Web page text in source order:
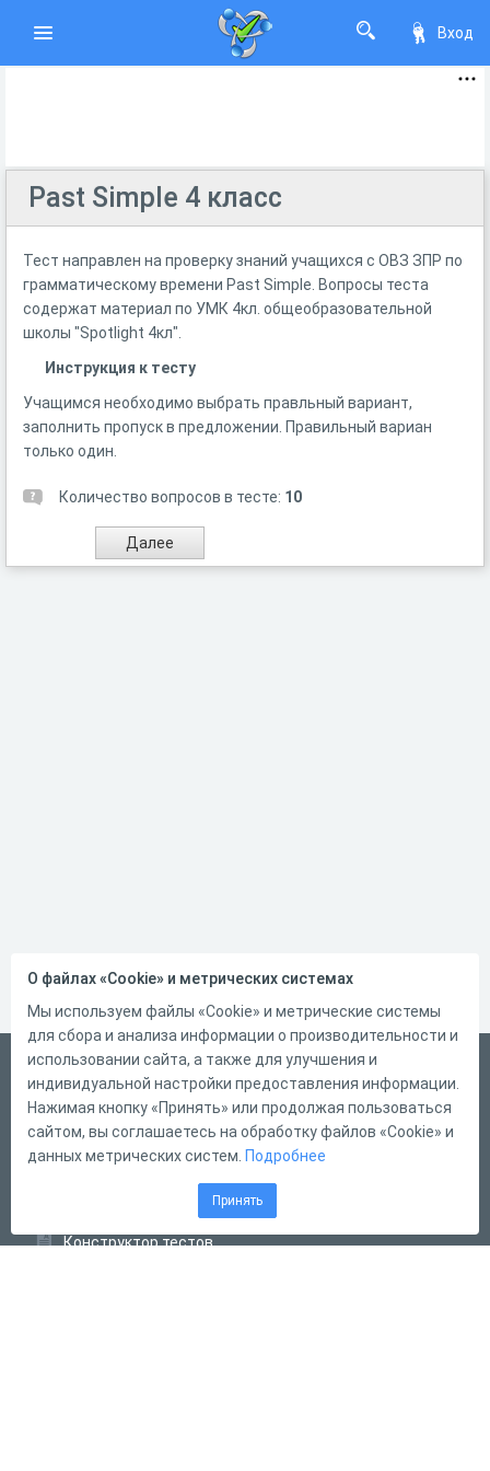
Вход
Past Simple 4 класс
Тест направлен на проверку знаний учащихся с ОВЗ ЗПР по
грамматическому времени Past Simple. Вопросы теста
содержат материал по УМК 4кл. общеобразовательной
школы "Spotlight 4кл".
Инструкция к тесту
Учащимся необходимо выбрать правльный вариант,
заполнить пропуск в предложении. Правильный вариан
только один.
Количество вопросов в тесте: 10
Русский
Справка
Форма обратной связи
Конструктор тестов
О файлах «Cookie» и метрических системах
Мы используем файлы «Cookie» и метрические системы
для сбора и анализа информации о производительности и
использовании сайта, а также для улучшения и
индивидуальной настройки предоставления информации.
Нажимая кнопку «Принять» или продолжая пользоваться
сайтом, вы соглашаетесь на обработку файлов «Cookie» и
данных метрических систем. Подробнее
Принять